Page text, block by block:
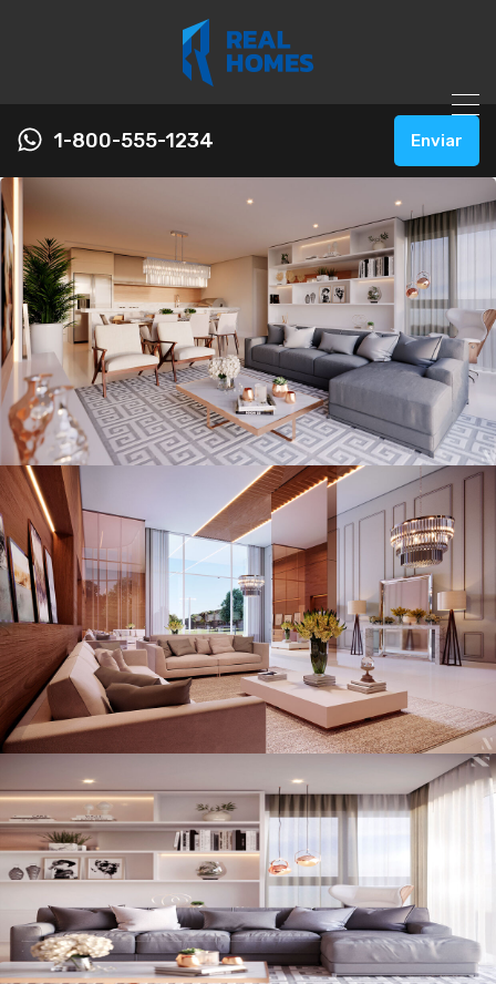
1-800-555-1234 Enviar